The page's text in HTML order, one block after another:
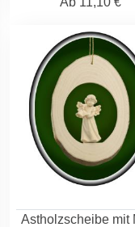
Astholzscheibe mit